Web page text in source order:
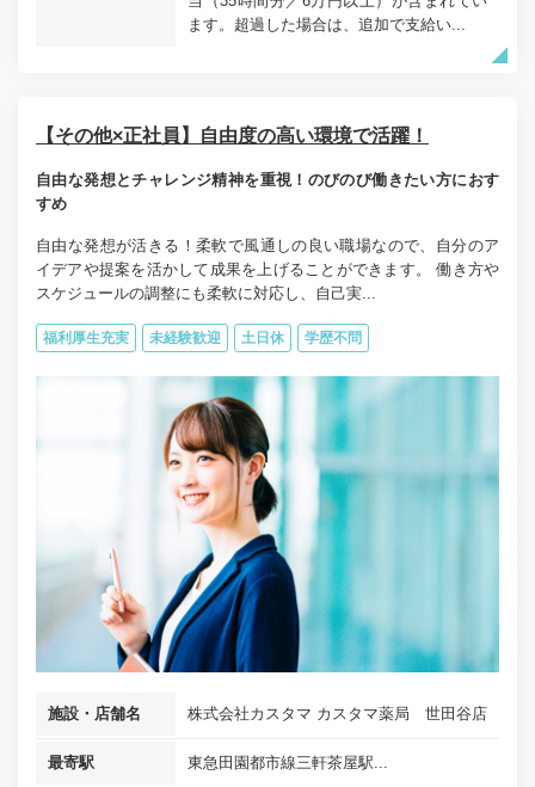
ます。超過した場合は、追加で支給い...
【その他×正社員】自由度の高い環境で活躍！
自由な発想とチャレンジ精神を重視！のびのび働きたい方におす
すめ
自由な発想が活きる！柔軟で風通しの良い職場なので、自分のア
イデアや提案を活かして成果を上げることができます。 働き方や
スケジュールの調整にも柔軟に対応し、自己実...
福利厚生充実 未経験歓迎 土日休 学歴不問
施設・店舗名 株式会社カスタマ カスタマ薬局 世田谷店
最寄駅 東急田園都市線三軒茶屋駅...